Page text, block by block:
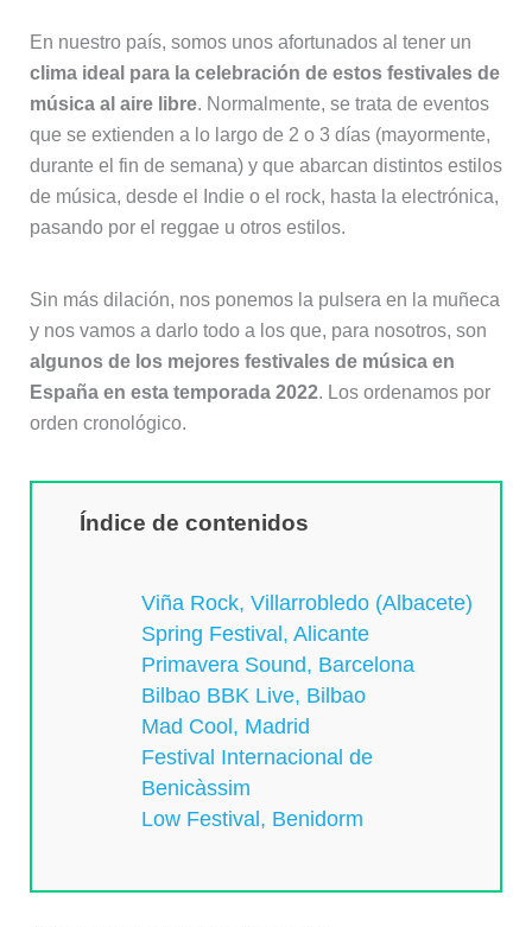
En nuestro país, somos unos afortunados al tener un
clima ideal para la celebración de estos festivales de
música al aire libre. Normalmente, se trata de eventos
que se extienden a lo largo de 2 o 3 días (mayormente,
durante el fin de semana) y que abarcan distintos estilos
de música, desde el Indie o el rock, hasta la electrónica,
pasando por el reggae u otros estilos.
Sin más dilación, nos ponemos la pulsera en la muñeca
y nos vamos a darlo todo a los que, para nosotros, son
algunos de los mejores festivales de música en
España en esta temporada 2022. Los ordenamos por
orden cronológico.
Índice de contenidos
Viña Rock, Villarrobledo (Albacete)
Spring Festival, Alicante
Primavera Sound, Barcelona
Bilbao BBK Live, Bilbao
Mad Cool, Madrid
Festival Internacional de
Benicàssim
Low Festival, Benidorm